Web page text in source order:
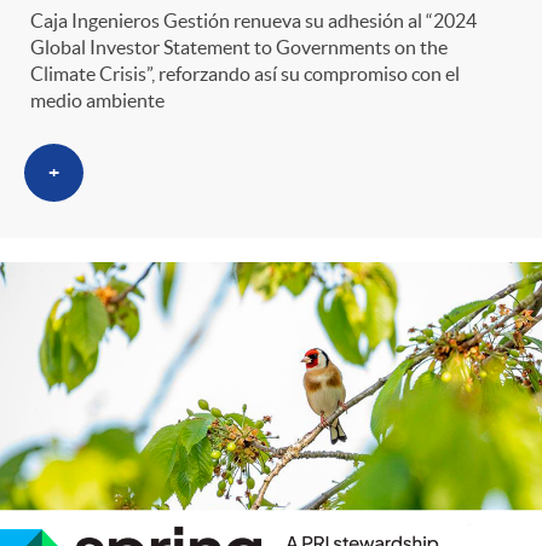
Caja Ingenieros Gestión renueva su adhesión al “2024
Global Investor Statement to Governments on the
Climate Crisis”, reforzando así su compromiso con el
medio ambiente
+